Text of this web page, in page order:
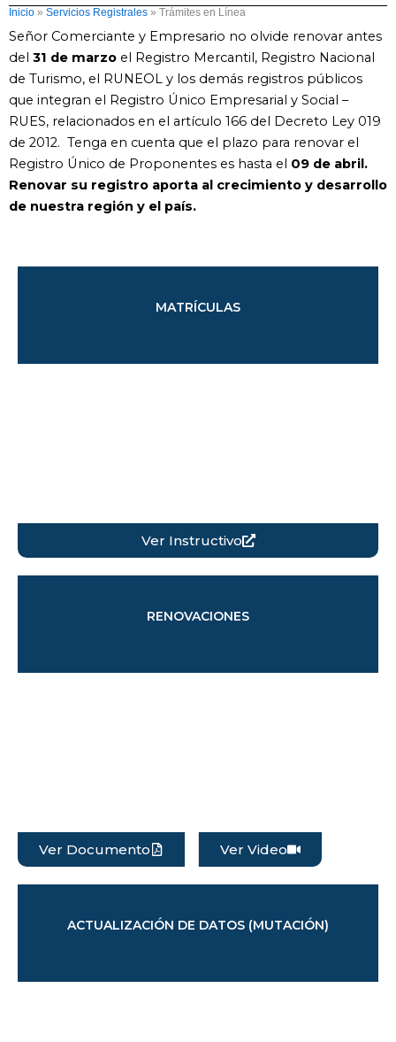
Inicio » Servicios Registrales » Trámites en Línea
Señor Comerciante y Empresario no olvide renovar antes
del 31 de marzo el Registro Mercantil, Registro Nacional
de Turismo, el RUNEOL y los demás registros públicos
que integran el Registro Único Empresarial y Social –
RUES, relacionados en el artículo 166 del Decreto Ley 019
de 2012. Tenga en cuenta que el plazo para renovar el
Registro Único de Proponentes es hasta el 09 de abril.
Renovar su registro aporta al crecimiento y desarrollo
de nuestra región y el país.
MATRÍCULAS
Ver Instructivo
RENOVACIONES
Ver Documento Ver Video
ACTUALIZACIÓN DE DATOS (MUTACIÓN)